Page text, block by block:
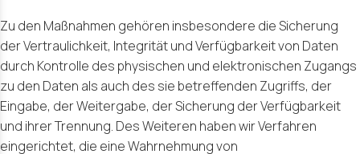
Zu den Maßnahmen gehören insbesondere die Sicherung
der Vertraulichkeit, Integrität und Verfügbarkeit von Daten
durch Kontrolle des physischen und elektronischen Zugangs
zu den Daten als auch des sie betreffenden Zugriffs, der
Eingabe, der Weitergabe, der Sicherung der Verfügbarkeit
und ihrer Trennung. Des Weiteren haben wir Verfahren
eingerichtet, die eine Wahrnehmung von